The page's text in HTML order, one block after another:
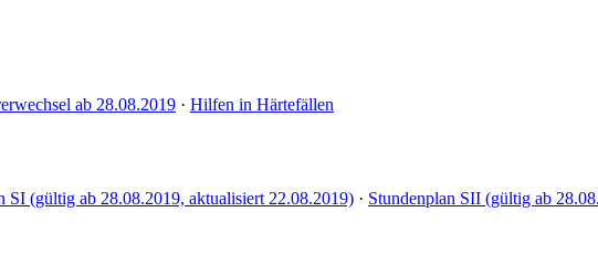
ab 28.08.2019 · Hilfen in Härtefällen
SI (gültig ab 28.08.2019, aktualisiert 22.08.2019) · Stundenplan SII (gültig ab